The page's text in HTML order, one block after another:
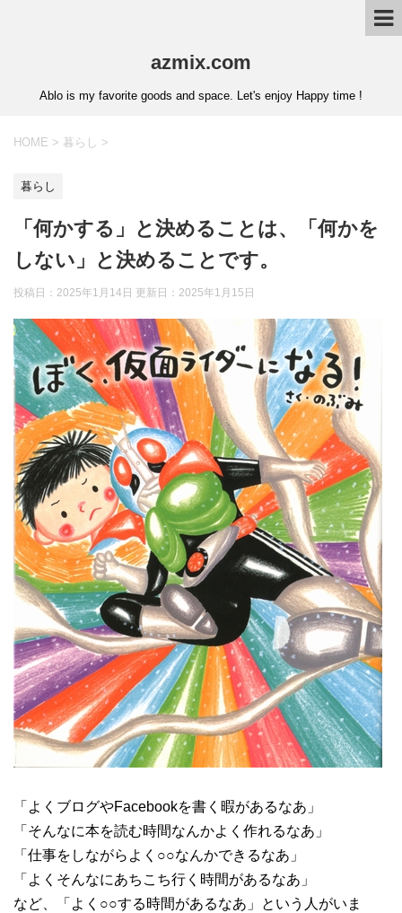
azmix.com
Ablo is my favorite goods and space. Let's enjoy Happy time !
HOME > 暮らし >
暮らし
「何かする」と決めることは、「何かを
しない」と決めることです。
投稿日：2025年1月14日 更新日： 2025年1月15日
「よくブログやFacebookを書く暇があるなあ」
「そんなに本を読む時間なんかよく作れるなあ」
「仕事をしながらよく○○なんかできるなあ」
「よくそんなにあちこち行く時間があるなあ」
など、「よく○○する時間があるなあ」という人がいま